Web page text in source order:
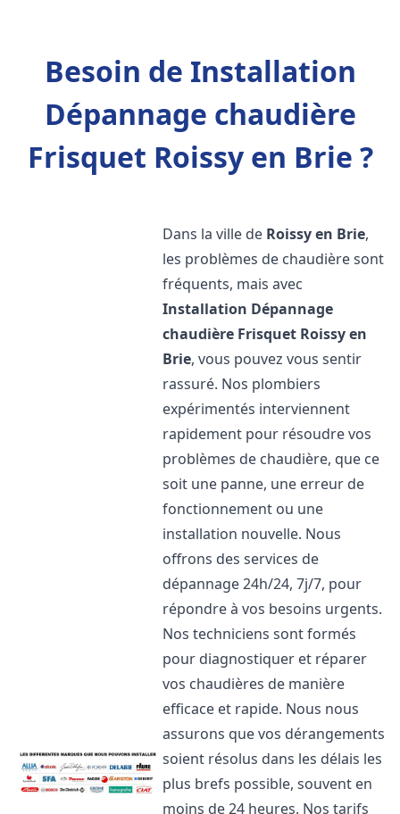
Besoin de Installation
Dépannage chaudière
Frisquet Roissy en Brie ?
Dans la ville de Roissy en Brie,
les problèmes de chaudière sont
fréquents, mais avec
Installation Dépannage
chaudière Frisquet Roissy en
Brie, vous pouvez vous sentir
rassuré. Nos plombiers
expérimentés interviennent
rapidement pour résoudre vos
problèmes de chaudière, que ce
soit une panne, une erreur de
fonctionnement ou une
installation nouvelle. Nous
offrons des services de
dépannage 24h/24, 7j/7, pour
répondre à vos besoins urgents.
Nos techniciens sont formés
pour diagnostiquer et réparer
vos chaudières de manière
efficace et rapide. Nous nous
assurons que vos dérangements
soient résolus dans les délais les
plus brefs possible, souvent en
moins de 24 heures. Nos tarifs